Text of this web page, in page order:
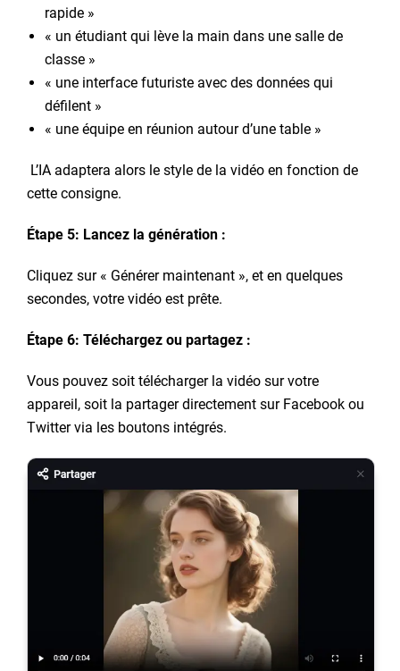
rapide »
« un étudiant qui lève la main dans une salle de
classe »
« une interface futuriste avec des données qui
défilent »
« une équipe en réunion autour d’une table »
L’IA adaptera alors le style de la vidéo en fonction de
cette consigne.
Étape 5: Lancez la génération :
Cliquez sur « Générer maintenant », et en quelques
secondes, votre vidéo est prête.
Étape 6: Téléchargez ou partagez :
Vous pouvez soit télécharger la vidéo sur votre
appareil, soit la partager directement sur Facebook ou
Twitter via les boutons intégrés.